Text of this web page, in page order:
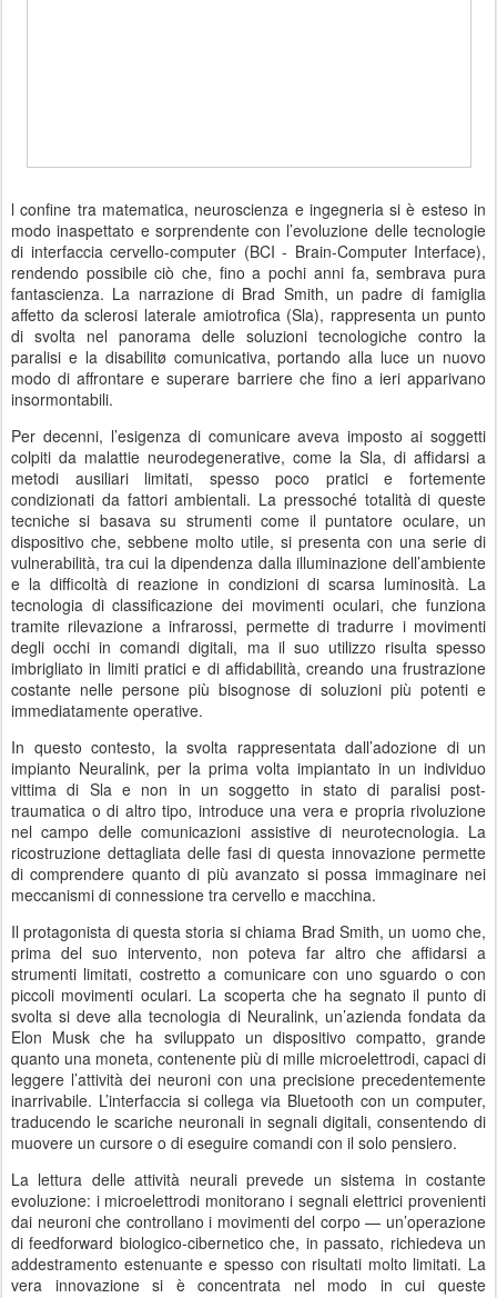
l confine tra matematica, neuroscienza e ingegneria si è esteso in
modo inaspettato e sorprendente con l’evoluzione delle tecnologie
di interfaccia cervello-computer (BCI - Brain-Computer Interface),
rendendo possibile ciò che, fino a pochi anni fa, sembrava pura
fantascienza. La narrazione di Brad Smith, un padre di famiglia
affetto da sclerosi laterale amiotrofica (Sla), rappresenta un punto
di svolta nel panorama delle soluzioni tecnologiche contro la
paralisi e la disabilitø comunicativa, portando alla luce un nuovo
modo di affrontare e superare barriere che fino a ieri apparivano
insormontabili.
Per decenni, l’esigenza di comunicare aveva imposto ai soggetti
colpiti da malattie neurodegenerative, come la Sla, di affidarsi a
metodi ausiliari limitati, spesso poco pratici e fortemente
condizionati da fattori ambientali. La pressoché totalità di queste
tecniche si basava su strumenti come il puntatore oculare, un
dispositivo che, sebbene molto utile, si presenta con una serie di
vulnerabilità, tra cui la dipendenza dalla illuminazione dell’ambiente
e la difficoltà di reazione in condizioni di scarsa luminosità. La
tecnologia di classificazione dei movimenti oculari, che funziona
tramite rilevazione a infrarossi, permette di tradurre i movimenti
degli occhi in comandi digitali, ma il suo utilizzo risulta spesso
imbrigliato in limiti pratici e di affidabilità, creando una frustrazione
costante nelle persone più bisognose di soluzioni più potenti e
immediatamente operative.
In questo contesto, la svolta rappresentata dall’adozione di un
impianto Neuralink, per la prima volta impiantato in un individuo
vittima di Sla e non in un soggetto in stato di paralisi post-
traumatica o di altro tipo, introduce una vera e propria rivoluzione
nel campo delle comunicazioni assistive di neurotecnologia. La
ricostruzione dettagliata delle fasi di questa innovazione permette
di comprendere quanto di più avanzato si possa immaginare nei
meccanismi di connessione tra cervello e macchina.
Il protagonista di questa storia si chiama Brad Smith, un uomo che,
prima del suo intervento, non poteva far altro che affidarsi a
strumenti limitati, costretto a comunicare con uno sguardo o con
piccoli movimenti oculari. La scoperta che ha segnato il punto di
svolta si deve alla tecnologia di Neuralink, un’azienda fondata da
Elon Musk che ha sviluppato un dispositivo compatto, grande
quanto una moneta, contenente più di mille microelettrodi, capaci di
leggere l’attività dei neuroni con una precisione precedentemente
inarrivabile. L’interfaccia si collega via Bluetooth con un computer,
traducendo le scariche neuronali in segnali digitali, consentendo di
muovere un cursore o di eseguire comandi con il solo pensiero.
La lettura delle attività neurali prevede un sistema in costante
evoluzione: i microelettrodi monitorano i segnali elettrici provenienti
dai neuroni che controllano i movimenti del corpo — un’operazione
di feedforward biologico-cibernetico che, in passato, richiedeva un
addestramento estenuante e spesso con risultati molto limitati. La
vera innovazione si è concentrata nel modo in cui queste